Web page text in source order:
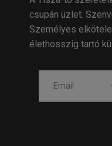
csupán üzlet.
Személyes
élethosszig tartó